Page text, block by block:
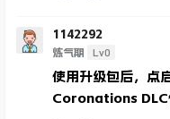
1142292
炼气期 Lv0
使用升级包后，点
Coronations DLC